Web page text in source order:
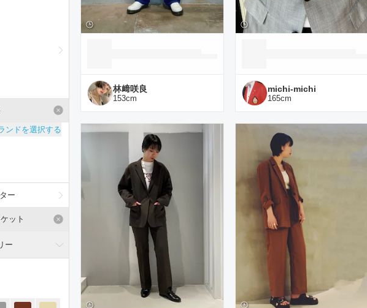
ンドを選択する
ー
ット
ー
林﨑咲良
153cm
michi-michi
165cm